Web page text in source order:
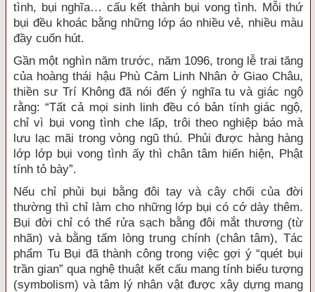
tình, bụi nghĩa… cấu kết thành bụi vong tình. Mỗi thứ
bụi đều khoác bằng những lớp áo nhiều vẻ, nhiều màu
đầy cuốn hút.
Gần một nghìn năm trước, năm 1096, trong lễ trai tăng
của hoàng thái hậu Phù Cảm Linh Nhân ở Giao Châu,
thiền sư Trí Không đã nói đến ý nghĩa tu và giác ngộ
rằng: “Tất cả mọi sinh linh đều có bản tính giác ngộ,
chỉ vì bụi vong tình che lấp, trôi theo nghiệp báo mà
lưu lạc mãi trong vòng ngũ thú. Phủi được hàng hàng
lớp lớp bụi vong tình ấy thì chân tâm hiển hiện, Phật
tính tỏ bày”.
Nếu chỉ phủi bụi bằng đôi tay và cây chổi của đời
thường thì chỉ làm cho những lớp bụi có cớ dày thêm.
Bụi đời chỉ có thể rửa sạch bằng đôi mắt thương (từ
nhãn) và bằng tấm lòng trung chính (chân tâm), Tác
phẩm Tu Bụi đã thành công trong việc gợi ý “quét bụi
trần gian” qua nghệ thuật kết cấu mang tính biểu tượng
(symbolism) và tâm lý nhân vật được xây dựng mang